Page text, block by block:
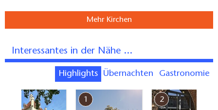
Mehr Kirchen
Interessantes in der Nähe ...
Highlights Übernachten Gastronomie
1 2